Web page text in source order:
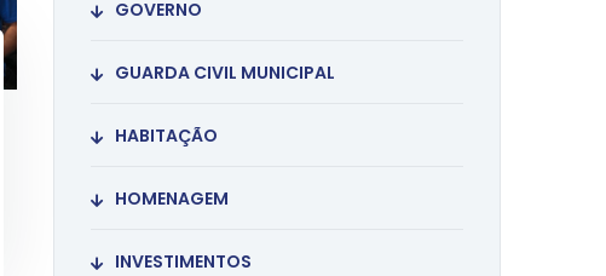
GOVERNO
GUARDA CIVIL MUNICIPAL
HABITAÇÃO
HOMENAGEM
INVESTIMENTOS